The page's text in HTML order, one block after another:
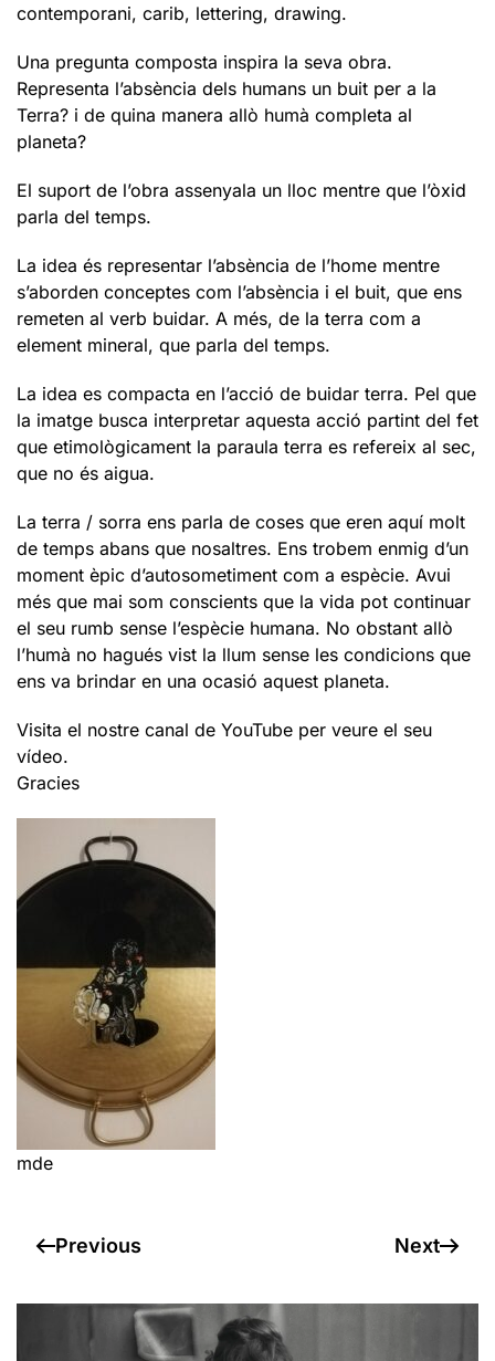
contemporani, carib, lettering, drawing.
Una pregunta composta inspira la seva obra.
Representa l’absència dels humans un buit per a la
Terra? i de quina manera allò humà completa al
planeta?
El suport de l’obra assenyala un lloc mentre que l’òxid
parla del temps.
La idea és representar l’absència de l’home mentre
s’aborden conceptes com l’absència i el buit, que ens
remeten al verb buidar. A més, de la terra com a
element mineral, que parla del temps.
La idea es compacta en l’acció de buidar terra. Pel que
la imatge busca interpretar aquesta acció partint del fet
que etimològicament la paraula terra es refereix al sec,
que no és aigua.
La terra / sorra ens parla de coses que eren aquí molt
de temps abans que nosaltres. Ens trobem enmig d’un
moment èpic d’autosometiment com a espècie. Avui
més que mai som conscients que la vida pot continuar
el seu rumb sense l’espècie humana. No obstant allò
l’humà no hagués vist la llum sense les condicions que
ens va brindar en una ocasió aquest planeta.
Visita el nostre canal de YouTube per veure el seu
vídeo.
Gracies
mde
Previous Next